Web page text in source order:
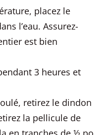
placez le
l’eau. Assurez-
est bien
3 heures et
retirez le dindon
la pellicule de